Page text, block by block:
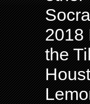
2018
the